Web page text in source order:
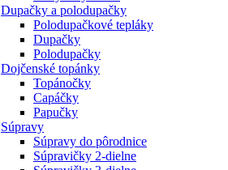
Dupačky a polodupačky
Polodupačkové tepláky
Dupačky
Polodupačky
Dojčenské topánky
Topánočky
Capáčky
Papučky
Súpravy
Súpravy do pôrodnice
Súpravičky 2-dielne